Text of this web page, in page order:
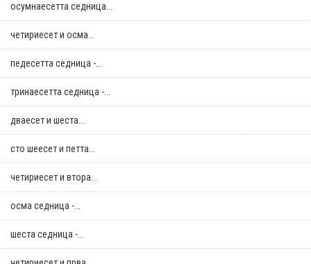
осумнaесетта седница...
четириесет и осма...
педесетта седница -...
тринаесетта седница -...
дваесет и шеста...
сто шеесет и петта...
четириесет и втора...
осма седница -...
шеста седница -...